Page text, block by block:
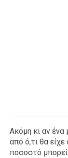
Ακόμη κι αν
από ό,τι θα
ποσοστό